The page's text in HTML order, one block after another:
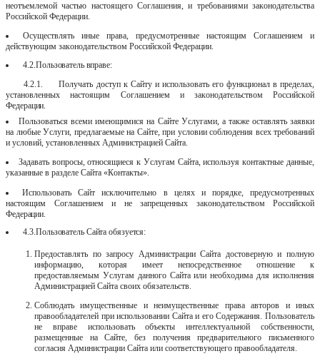
неотъемлемой частью настоящего Соглашения, и требованиями законодательства
Российской Федерации.
Осуществлять иные права, предусмотренные настоящим Соглашением и
действующим законодательством Российской Федерации.
4.2. Пользователь вправе:
4.2.1.
Получать доступ к Сайту и использовать его функционал в пределах,
установленных настоящим Соглашением и законодательством Российской
Федерации.
Пользоваться всеми имеющимися на Сайте Услугами, а также оставлять заявки
на любые Услуги, предлагаемые на Сайте, при условии соблюдения всех требований
и условий, установленных Администрацией Сайта.
Задавать вопросы, относящиеся к Услугам Сайта, используя контактные данные,
указанные в разделе Сайта «Контакты».
Использовать Сайт исключительно в целях и порядке, предусмотренных
настоящим Соглашением и не запрещенных законодательством Российской
Федерации.
4.3.Пользователь Сайта обязуется:
Предоставлять по запросу Администрации Сайта достоверную и полную
информацию, которая имеет непосредственное отношение к
предоставляемым Услугам данного Сайта или необходима для исполнения
Администрацией Сайта своих обязательств.
Соблюдать имущественные и неимущественные права авторов и иных
правообладателей при использовании Сайта и его Содержания. Пользователь
не вправе использовать объекты интеллектуальной собственности,
размещенные на Сайте, без получения предварительного письменного
согласия Администрации Сайта или соответствующего правообладателя.